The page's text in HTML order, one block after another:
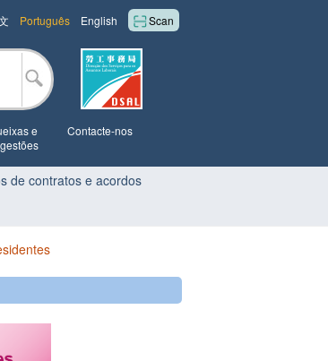
Scan
English
Português
de contratos e acordos
e
Contacte-nos